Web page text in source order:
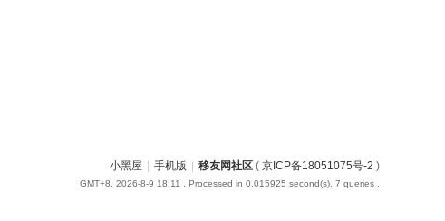
小黑屋 手机版 移友网社区 ( 京ICP备18051075号-2 )
GMT+8, 2026-8-9 18:11 , Processed in 0.015925 second(s), 7 queries .